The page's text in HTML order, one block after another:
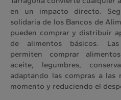
en un impacto directo.
solidaria de los Bancos de
pueden comprar y distribuir
de alimentos básicos. Las
permiten comprar
aceite, legumbres,
adaptando las compras a las
momento y reduciendo el